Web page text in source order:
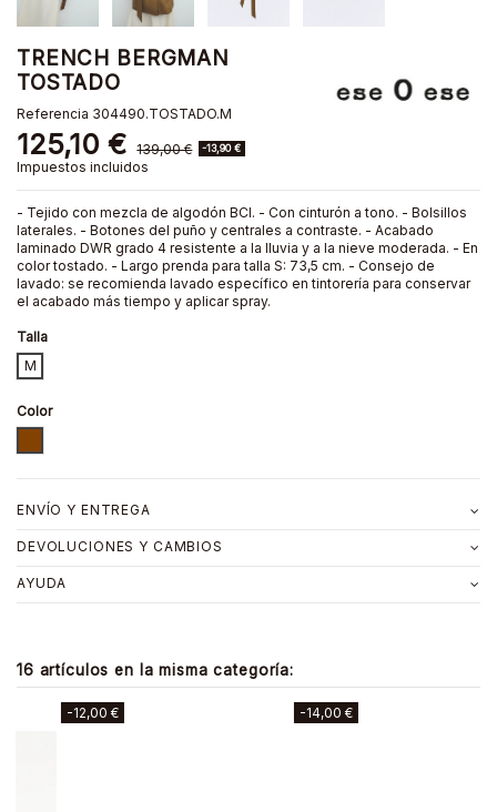
TRENCH BERGMAN
TOSTADO
Referencia 304490.TOSTADO.M
125,10 € 139,00 € -13,90 €
Impuestos incluidos
- Tejido con mezcla de algodón BCI. - Con cinturón a tono. - Bolsillos
laterales. - Botones del puño y centrales a contraste. - Acabado
laminado DWR grado 4 resistente a la lluvia y a la nieve moderada. - En
color tostado. - Largo prenda para talla S: 73,5 cm. - Consejo de
lavado: se recomienda lavado específico en tintorería para conservar
el acabado más tiempo y aplicar spray.
Talla
M
Color
ENVÍO Y ENTREGA
DEVOLUCIONES Y CAMBIOS
AYUDA
16 artículos en la misma categoría:
-12,00 € -14,00 €